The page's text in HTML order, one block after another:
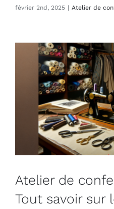
février 2nd, 2025 | Atelier de
Atelier de
Tout savoir sur